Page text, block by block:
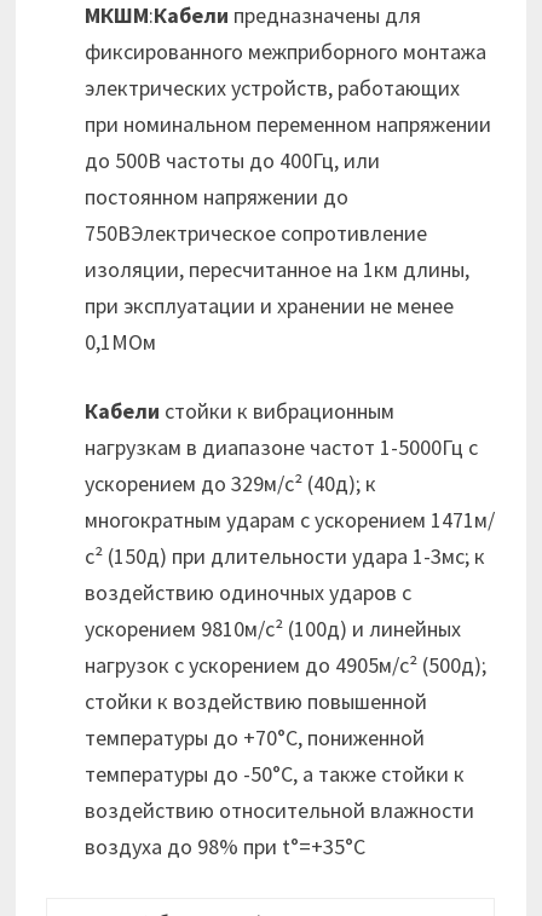
МКШМ:Кабели предназначены для
фиксированного межприборного монтажа
электрических устройств, работающих
при номинальном переменном напряжении
до 500В частоты до 400Гц, или
постоянном напряжении до
750ВЭлектрическое сопротивление
изоляции, пересчитанное на 1км длины,
при эксплуатации и хранении не менее
0,1МОм
Кабели стойки к вибрационным
нагрузкам в диапазоне частот 1-5000Гц с
ускорением до 329м/с² (40д); к
многократным ударам с ускорением 1471м/
с² (150д) при длительности удара 1-3мс; к
воздействию одиночных ударов с
ускорением 9810м/с² (100д) и линейных
нагрузок с ускорением до 4905м/с² (500д);
стойки к воздействию повышенной
температуры до +70°С, пониженной
температуры до -50°С, а также стойки к
воздействию относительной влажности
воздуха до 98% при t°=+35°C